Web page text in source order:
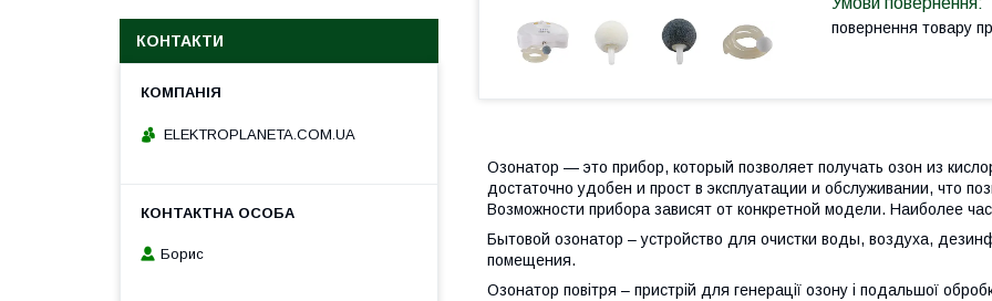
повернення товару
Озонатор — это прибор, который позволяет получать озон из
достаточно удобен и прост в эксплуатации и обслуживании, что
Возможности прибора зависят от конкретной модели. Наиболее
Бытовой озонатор – устройство для очистки воды, воздуха,
помещения.
Озонатор повітря – пристрій для генерації озону і подальшої
КОНТАКТИ
ELEKTROPLANETA.COM.UA
Борис